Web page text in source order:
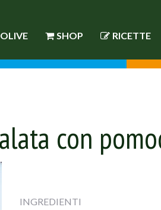
OLIVE SHOP RICETTE
con
INGREDIENTI